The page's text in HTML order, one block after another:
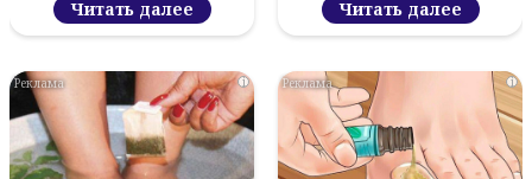
Читать далее Читать далее
i i